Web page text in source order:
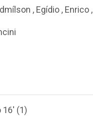
, Egídio , Enrico ,
16' (1)